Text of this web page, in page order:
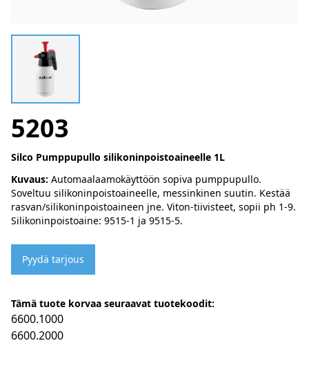
5203
Silco Pumppupullo silikoninpoistoaineelle 1L
Kuvaus: Automaalaamokäyttöön sopiva pumppupullo.
Soveltuu silikoninpoistoaineelle, messinkinen suutin. Kestää
rasvan/silikoninpoistoaineen jne. Viton-tiivisteet, sopii ph 1-9.
Silikoninpoistoaine: 9515-1 ja 9515-5.
Pyydä tarjous
Tämä tuote korvaa seuraavat tuotekoodit:
6600.1000
6600.2000